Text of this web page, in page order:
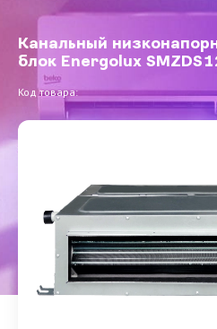
Канальный
блок Energolux
Код товара: